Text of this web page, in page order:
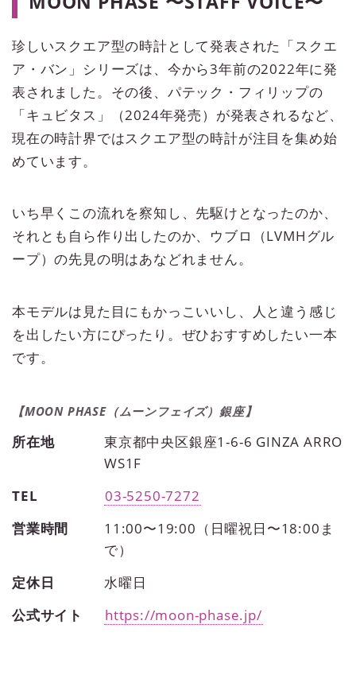
珍しいスクエア型の時計として発表された「スクエ
ア・バン」シリーズは、今から3年前の2022年に発
表されました。その後、パテック・フィリップの
「キュビタス」（2024年発売）が発表されるなど、
現在の時計界ではスクエア型の時計が注目を集め始
めています。
いち早くこの流れを察知し、先駆けとなったのか、
それとも自ら作り出したのか、ウブロ（LVMHグル
ープ）の先見の明はあなどれません。
本モデルは見た目にもかっこいいし、人と違う感じ
を出したい方にぴったり。ぜひおすすめしたい一本
です。
所在地
東京都中央区銀座1-6-6 GINZA ARRO
WS1F
TEL
03-5250-7272
営業時間
11:00〜19:00（日曜祝日〜18:00ま
で）
定休日
水曜日
公式サイト
https://moon-phase.jp/
【MOON PHASE（ムーンフェイズ）銀座】